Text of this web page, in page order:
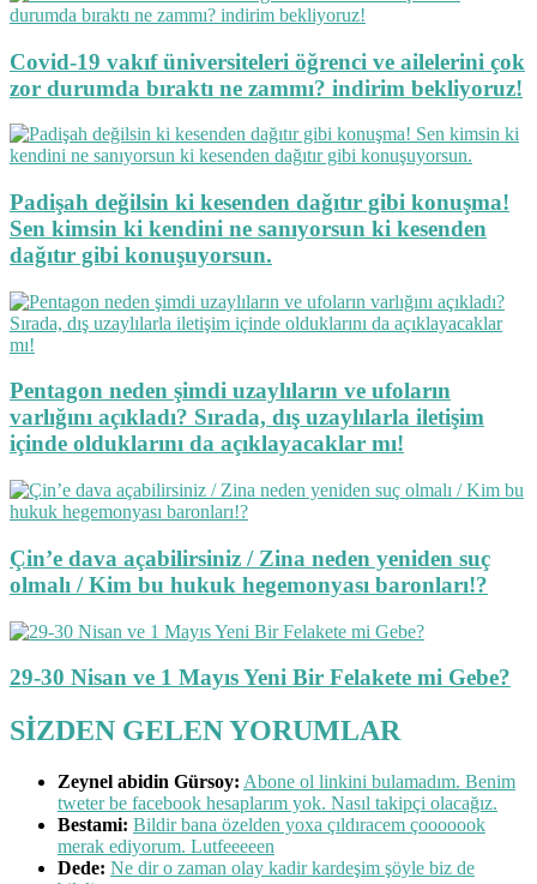
Covid-19 vakıf üniversiteleri öğrenci ve ailelerini çok
zor durumda bıraktı ne zammı? indirim bekliyoruz!
Padişah değilsin ki kesenden dağıtır gibi konuşma!
Sen kimsin ki kendini ne sanıyorsun ki kesenden
dağıtır gibi konuşuyorsun.
Pentagon neden şimdi uzaylıların ve ufoların
varlığını açıkladı? Sırada, dış uzaylılarla iletişim
içinde olduklarını da açıklayacaklar mı!
Çin’e dava açabilirsiniz / Zina neden yeniden suç
olmalı / Kim bu hukuk hegemonyası baronları!?
29-30 Nisan ve 1 Mayıs Yeni Bir Felakete mi Gebe?
SİZDEN GELEN YORUMLAR
Zeynel abidin Gürsoy: Abone ol linkini bulamadım. Benim
tweter be facebook hesaplarım yok. Nasıl takipçi olacağız.
Bestami: Bildir bana özelden yoxa çıldıracem çooooook
merak ediyorum. Lutfeeeeen
Dede: Ne dir o zaman olay kadir kardeşim şöyle biz de